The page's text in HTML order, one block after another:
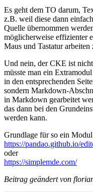
Es geht dem TO darum,
z.B. weil diese dann
Quelle übernommen
möglicherweise effizienter
Maus und Tastatur arbeiten
Und nein, der CKE ist
müsste man ein
in den entsprechenden
sondern Markdown-
in Markdown gearbeitet
das dann bei den
werden kann.
Grundlage für so ein
https://pandao.github.io/
oder
https://simplemde.com/
Beitrag geändert von